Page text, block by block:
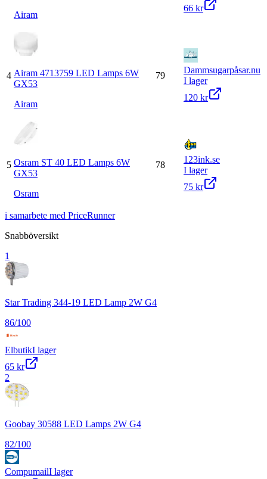
Airam
66 kr
4 Airam 4713759 LED Lamps 6W
GX53
Airam
79
Dammsugarpåsar.nu
I lager
120 kr
5 Osram ST 40 LED Lamps 6W
GX53
Osram
78
123ink.se
I lager
75 kr
i samarbete med PriceRunner
Snabböversikt
1
Star Trading 344-19 LED Lamp 2W G4
86/100
ElbutikI lager
65 kr
2
Goobay 30588 LED Lamps 2W G4
82/100
CompumailI lager